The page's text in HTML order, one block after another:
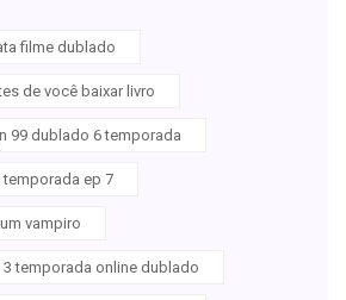
filme dublado
de você baixar livro
99 dublado 6 temporada
ep 7
vampiro
3 temporada online dublado